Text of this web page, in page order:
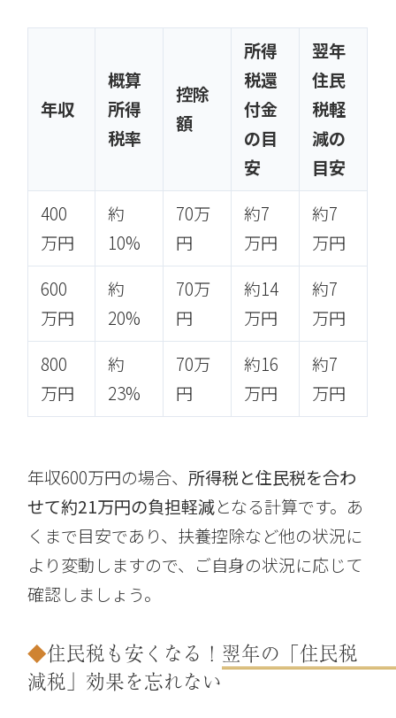
年収
概算
所得
税率
控除
額
所得
税還
付金
の目
安
翌年
住民
税軽
減の
目安
400
万円
約
10%
70万
円
約7
万円
約7
万円
600
万円
約
20%
70万
円
約14
万円
約7
万円
800
万円
約
23%
70万
円
約16
万円
約7
万円
年収600万円の場合、 所得税と住民税を合わ
せて約21万円の負担軽減となる計算です。あ
くまで目安であり、扶養控除など他の状況に
より変動しますので、ご自身の状況に応じて
確認しましょう。
住民税も安くなる！翌年の「住民税
減税」効果を忘れない